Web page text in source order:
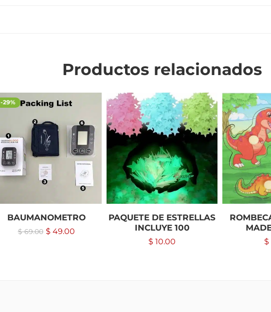
Productos relacionados
-29%
BAUMANOMETRO
$69.00 $ 49.00
PAQUETE DE ESTRELLAS
INCLUYE 100
$ 10.00 $